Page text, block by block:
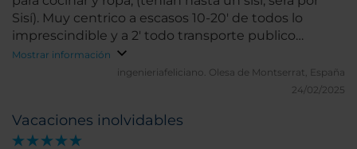
Sisí). Muy centrico a escasos 10-20' de todos lo
imprescindible y a 2' todo transporte publico
además con posibilidad de spa del grupo y en el
mismo edificio que el café New York que es el más
Mostrar información
ingenieriafeliciano. Olesa de Montserrat, España
24/02/2025
Vacaciones inolvidables